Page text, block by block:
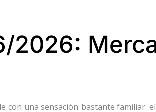
2026:
con una sensación bastante familiar: